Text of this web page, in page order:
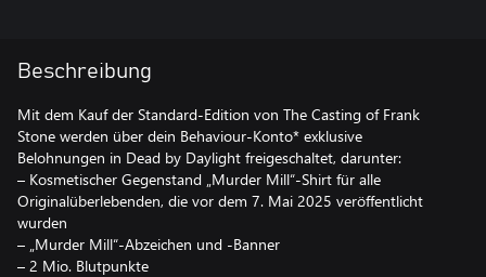
Beschreibung
Mit dem Kauf der Standard-Edition von The Casting of Frank
Stone werden über dein Behaviour-Konto* exklusive
Belohnungen in Dead by Daylight freigeschaltet, darunter:
– Kosmetischer Gegenstand „Murder Mill“-Shirt für alle
Originalüberlebenden, die vor dem 7. Mai 2025 veröffentlicht
wurden
– „Murder Mill“-Abzeichen und -Banner
– 2 Mio. Blutpunkte